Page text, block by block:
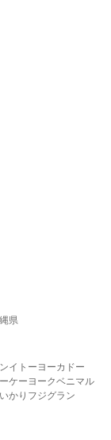
県
イトーヨーカドー
ケー ヨークベニマル
いかり フジグラン